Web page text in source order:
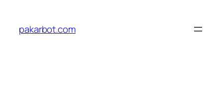
content
pakarbot.com